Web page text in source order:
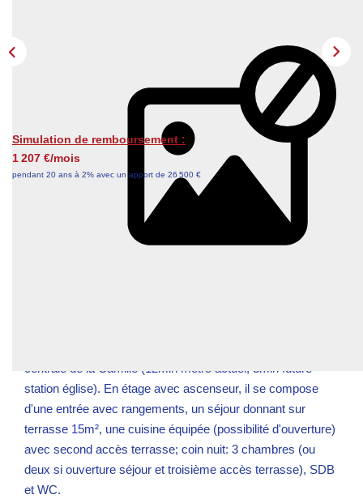
NOUS REJOINDRE
Simulation de remboursement :
1 207 €/mois
pendant 20 ans à 2% avec un apport de 26 500 €
centrale de la Camille (12min métro actuel, 3min future
station église). En étage avec ascenseur, il se compose
d'une entrée avec rangements, un séjour donnant sur
terrasse 15m², une cuisine équipée (possibilité d'ouverture)
avec second accès terrasse; coin nuit: 3 chambres (ou
deux si ouverture séjour et troisième accès terrasse), SDB
et WC.